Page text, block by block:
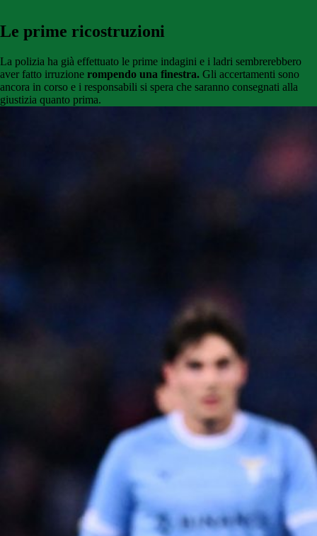
Le prime ricostruzioni
La polizia ha già effettuato le prime indagini e i ladri sembrerebbero
aver fatto irruzione rompendo una finestra. Gli accertamenti sono
ancora in corso e i responsabili si spera che saranno consegnati alla
giustizia quanto prima.